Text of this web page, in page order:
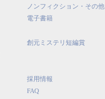
ノンフィクション・その他
電子書籍
創元ミステリ短編賞
採用情報
FAQ